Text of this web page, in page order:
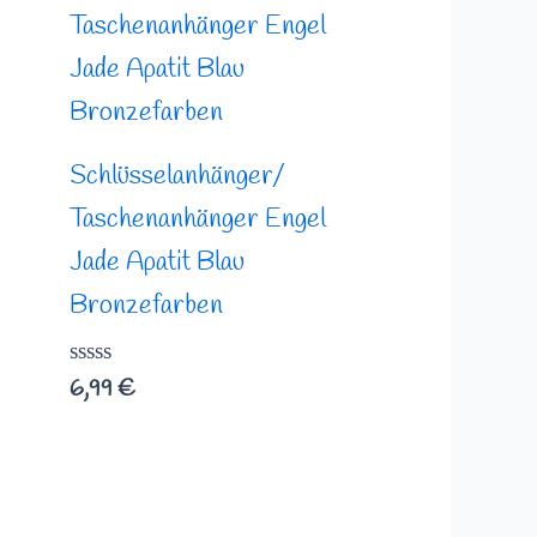
Schlüsselanhänger/
Taschenanhänger Engel
Jade Apatit Blau
Bronzefarben
Bewertet
mit
6,99€